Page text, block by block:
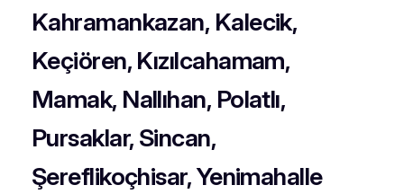
Kahramankazan, Kalecik,
Keçiören, Kızılcahamam,
Mamak, Nallıhan, Polatlı,
Pursaklar, Sincan,
Şereflikoçhisar, Yenimahalle